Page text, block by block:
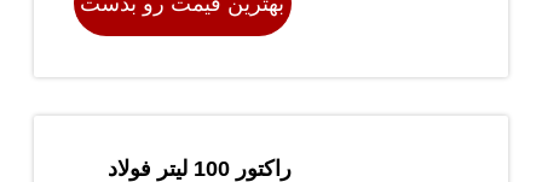
راکتور 100 لیتر فولاد